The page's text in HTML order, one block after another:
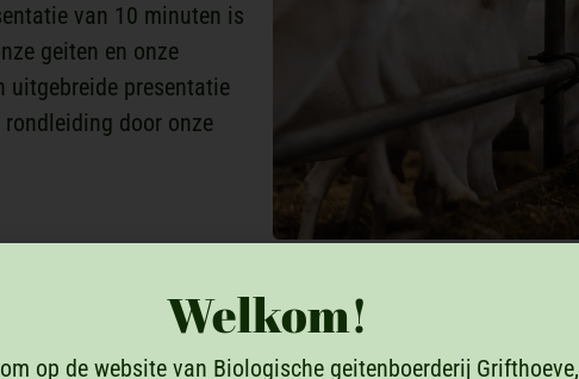
van 10 minuten is
geiten en onze
uitgebreide presentatie
door onze
Welkom!
op de website van Biologische geitenboerderij Grifthoeve,